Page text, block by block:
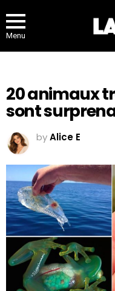
Menu
20 animaux
sont
byAlice E